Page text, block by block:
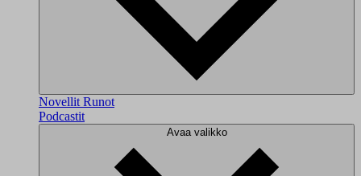
Novellit Runot
Podcastit
Avaa valikko